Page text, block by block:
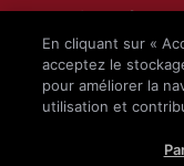
Mentions légales
Protection des
Clause de non-
© 2025 – Takeda
En cliquant sur «
acceptez le
pour améliorer la
utilisation et